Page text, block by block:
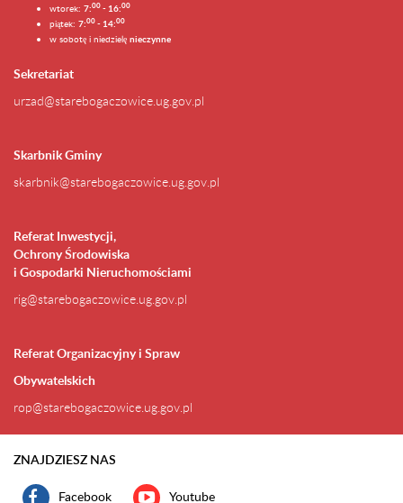
wtorek: 7:00 - 16:00
piątek: 7:00 - 14:00
w sobotę i niedzielę nieczynne
Sekretariat
urzad@starebogaczowice.ug.gov.pl
Skarbnik Gminy
skarbnik@starebogaczowice.ug.gov.pl
Referat Inwestycji,
Ochrony Środowiska
i Gospodarki Nieruchomościami
rig@starebogaczowice.ug.gov.pl
Referat Organizacyjny i Spraw
Obywatelskich
rop@starebogaczowice.ug.gov.pl
ZNAJDZIESZ NAS
Facebook Youtube